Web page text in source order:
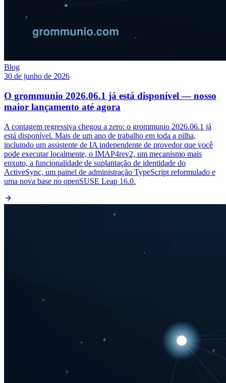
Blog
30 de junho de 2026
O grommunio 2026.06.1 já está disponível — nosso
maior lançamento até agora
A contagem regressiva chegou a zero: o grommunio 2026.06.1 já
está disponível. Mais de um ano de trabalho em toda a pilha,
incluindo um assistente de IA independente de provedor que você
pode executar localmente, o IMAP4rev2, um mecanismo mais
enxuto, a funcionalidade de suplantação de identidade do
ActiveSync, um painel de administração TypeScript reformulado e
uma nova base no openSUSE Leap 16.0.